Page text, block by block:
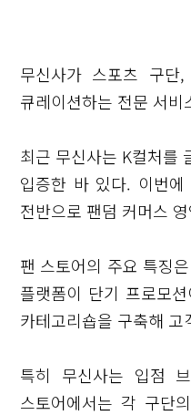
무신사가 스포츠 구
큐레이션하는 전문 서비
최근 무신사는 K컬처를
입증한 바 있다. 이번
전반으로 팬덤 커머스
팬 스토어의 주요 특징
플랫폼이 단기 프로모
카테고리숍을 구축해
특히 무신사는 입점
스토어에서는 각 구단